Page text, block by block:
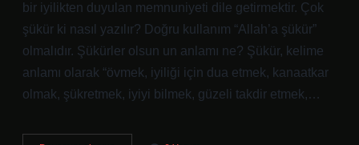
bir iyilikten duyulan memnuniyeti dile getirmektir. Çok
şükür ki nasıl yazılır? Doğru kullanım “Allah’a şükür”
olmalıdır. Şükürler olsun un anlamı ne? Şükür, kelime
anlamı olarak “övmek, iyiliği için dua etmek, kanaatkar
olmak, şükretmek, iyiyi bilmek, güzeli takdir etmek,…